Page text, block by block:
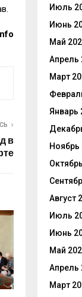
в
Июль
Июнь
Май
Апрель
Март
Январь
Ноябрь
Август
Июль
Июнь
Май
Апрель
Март